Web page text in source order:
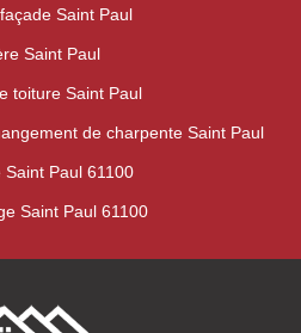
Saint Paul
Saint Paul
toiture Saint Paul
de charpente Saint Paul
Paul 61100
Saint Paul 61100